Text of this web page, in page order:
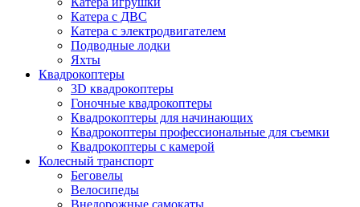
Катера с ДВС
Катера с электродвигателем
Подводные лодки
Яхты
Квадрокоптеры
3D квадрокоптеры
Гоночные квадрокоптеры
Квадрокоптеры для начинающих
Квадрокоптеры профессиональные для съемки
Квадрокоптеры с камерой
Колесный транспорт
Беговелы
Велосипеды
Внедорожные самокаты